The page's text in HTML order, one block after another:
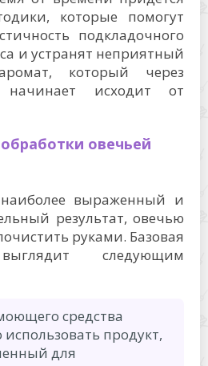
которые помогут
подкладочного
и устранят неприятный
который через
начинает исходит от
овечьей
выраженный и
результат, овечью
руками. Базовая
следующим
средства
использовать продукт,
для